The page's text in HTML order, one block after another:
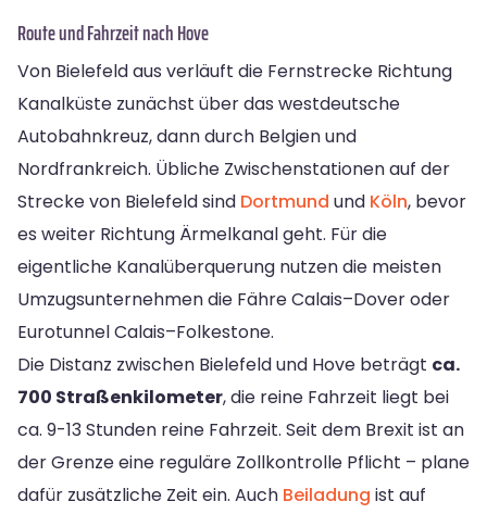
Route und Fahrzeit nach Hove
Von Bielefeld aus verläuft die Fernstrecke Richtung
Kanalküste zunächst über das westdeutsche
Autobahnkreuz, dann durch Belgien und
Nordfrankreich. Übliche Zwischenstationen auf der
Strecke von Bielefeld sind Dortmund und Köln, bevor
es weiter Richtung Ärmelkanal geht. Für die
eigentliche Kanalüberquerung nutzen die meisten
Umzugsunternehmen die Fähre Calais–Dover oder
Eurotunnel Calais–Folkestone.
Die Distanz zwischen Bielefeld und Hove beträgt ca.
700 Straßenkilometer, die reine Fahrzeit liegt bei
ca. 9-13 Stunden reine Fahrzeit. Seit dem Brexit ist an
der Grenze eine reguläre Zollkontrolle Pflicht – plane
dafür zusätzliche Zeit ein. Auch Beiladung ist auf